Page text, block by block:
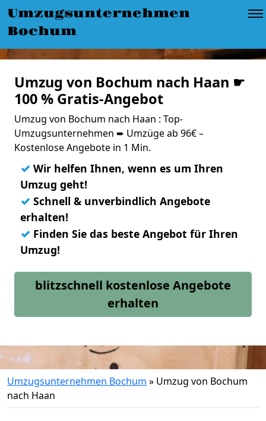
Umzugsunternehmen
Bochum
Umzug von Bochum nach Haan ☛
100 % Gratis-Angebot
Umzug von Bochum nach Haan : Top-
Umzugsunternehmen ➨ Umzüge ab 96€ –
Kostenlose Angebote in 1 Min.
✓ Wir helfen Ihnen, wenn es um Ihren
Umzug geht!
✓ Schnell & unverbindlich Angebote
erhalten!
✓ Finden Sie das beste Angebot für Ihren
Umzug!
blitzschnell kostenlose Angebote
erhalten
Umzugsunternehmen Bochum » Umzug von Bochum
nach Haan